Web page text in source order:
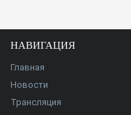
НАВИГАЦИЯ
Главная
Новости
Трансляция